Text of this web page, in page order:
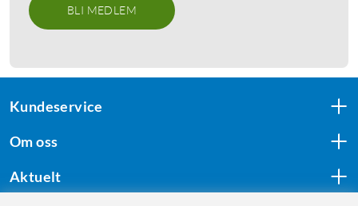
BLI MEDLEM
Kundeservice
Om oss
Aktuelt